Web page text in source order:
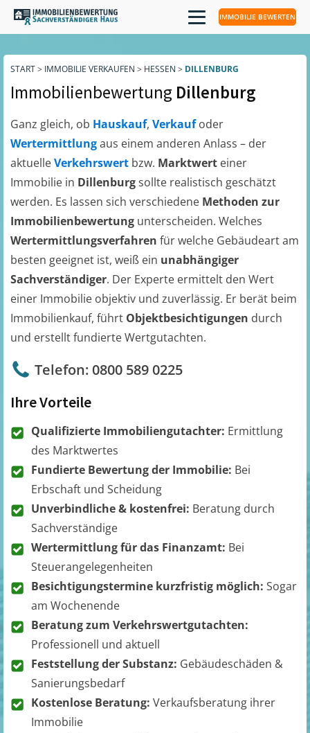
IMMOBILIE BEWERTEN
START> IMMOBILIE VERKAUFEN > HESSEN > DILLENBURG
Immobilienbewertung Dillenburg
Ganz gleich, ob Hauskauf, Verkaufoder
Wertermittlungaus einem anderen Anlass – der
aktuelleVerkehrswert bzw. Marktwert einer
Immobilie in Dillenburgsollte realistisch geschätzt
werden. Es lassen sich verschiedene Methoden zur
Immobilienbewertung unterscheiden. Welches
Wertermittlungsverfahren für welche Gebäudeart am
besten geeignet ist, weiß ein unabhängiger
Sachverständiger. Der Experte ermittelt den Wert
einer Immobilie objektiv und zuverlässig. Er berät beim
Immobilienkauf, führt Objektbesichtigungen durch
und erstellt fundierte Wertgutachten.
Telefon: 0800 589 0225
Ihre Vorteile
Qualifizierte Immobiliengutachter: Ermittlung
des Marktwertes
Fundierte Bewertung der Immobilie: Bei
Erbschaft und Scheidung
Unverbindliche & kostenfrei: Beratung durch
Sachverständige
Wertermittlung für das Finanzamt: Bei
Steuerangelegenheiten
Besichtigungstermine kurzfristig möglich: Sogar
am Wochenende
Beratung zum Verkehrswertgutachten:
Professionell und aktuell
Feststellung der Substanz: Gebäudeschäden &
Sanierungsbedarf
Kostenlose Beratung: Verkaufsberatung ihrer
Immobilie